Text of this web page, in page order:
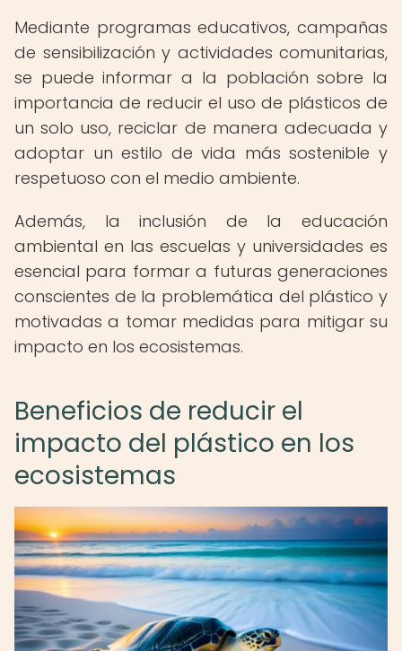
Mediante programas educativos, campañas
de sensibilización y actividades comunitarias,
se puede informar a la población sobre la
importancia de reducir el uso de plásticos de
un solo uso, reciclar de manera adecuada y
adoptar un estilo de vida más sostenible y
respetuoso con el medio ambiente.
Además, la inclusión de la educación
ambiental en las escuelas y universidades es
esencial para formar a futuras generaciones
conscientes de la problemática del plástico y
motivadas a tomar medidas para mitigar su
impacto en los ecosistemas.
Beneficios de reducir el
impacto del plástico en los
ecosistemas